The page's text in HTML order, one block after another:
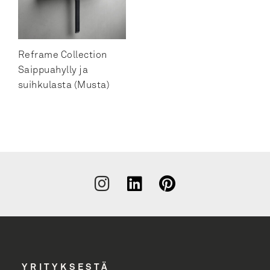
WC-harjatelineet, seinäkiinnitys
WC-paperitelineet
Reframe Collection
Saippuahylly ja
suihkulasta (Musta)
Liity
YRITYKSESTÄ